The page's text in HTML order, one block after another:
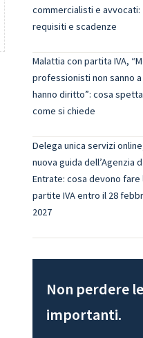
commercialisti e avvocati:
requisiti e scadenze
Malattia con partita IVA,
professionisti non sanno
hanno diritto”: cosa
come si chiede
Delega unica servizi
nuova guida dell’Agenzia
Entrate: cosa devono fare
partite IVA entro il 28
2027
Non perdere
importanti.